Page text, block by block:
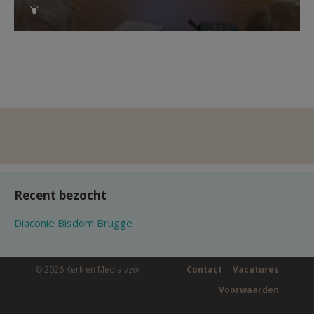
Recent bezocht
Diaconie Bisdom Brugge
© 2026 Kerk en Media vzw Vacatures
Contact
Voorwaarden